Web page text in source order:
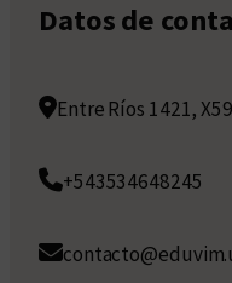
Datos de
Entre Ríos 1421,
+543534648245